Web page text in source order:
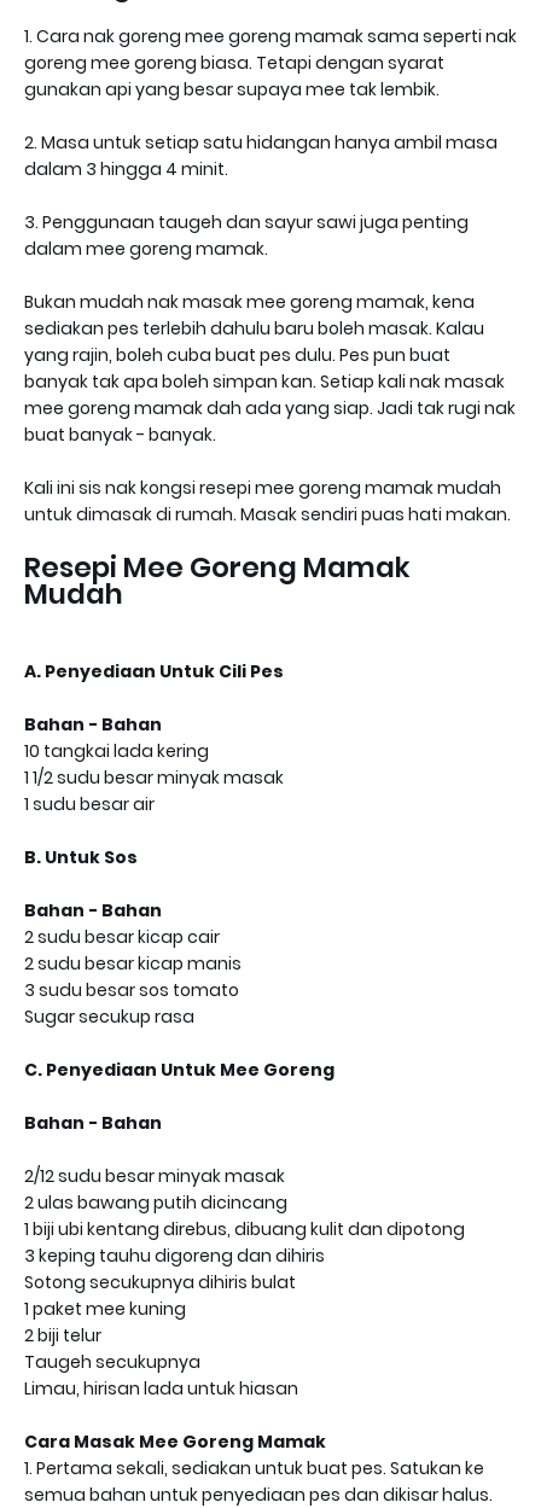
1. Cara nak goreng mee goreng mamak sama seperti nak
goreng mee goreng biasa. Tetapi dengan syarat
gunakan api yang besar supaya mee tak lembik.
2. Masa untuk setiap satu hidangan hanya ambil masa
dalam 3 hingga 4 minit.
3. Penggunaan taugeh dan sayur sawi juga penting
dalam mee goreng mamak.
Bukan mudah nak masak mee goreng mamak, kena
sediakan pes terlebih dahulu baru boleh masak. Kalau
yang rajin, boleh cuba buat pes dulu. Pes pun buat
banyak tak apa boleh simpan kan. Setiap kali nak masak
mee goreng mamak dah ada yang siap. Jadi tak rugi nak
buat banyak - banyak.
Kali ini sis nak kongsi resepi mee goreng mamak mudah
untuk dimasak di rumah. Masak sendiri puas hati makan.
Resepi Mee Goreng Mamak
Mudah
A. Penyediaan Untuk Cili Pes
Bahan - Bahan
10 tangkai lada kering
1 1/2 sudu besar minyak masak
1 sudu besar air
B. Untuk Sos
Bahan - Bahan
2 sudu besar kicap cair
2 sudu besar kicap manis
3 sudu besar sos tomato
Sugar secukup rasa
C. Penyediaan Untuk Mee Goreng
Bahan - Bahan
2/12 sudu besar minyak masak
2 ulas bawang putih dicincang
1 biji ubi kentang direbus, dibuang kulit dan dipotong
3 keping tauhu digoreng dan dihiris
Sotong secukupnya dihiris bulat
1 paket mee kuning
2 biji telur
Taugeh secukupnya
Limau, hirisan lada untuk hiasan
Cara Masak Mee Goreng Mamak
1. Pertama sekali, sediakan untuk buat pes. Satukan ke
semua bahan untuk penyediaan pes dan dikisar halus.